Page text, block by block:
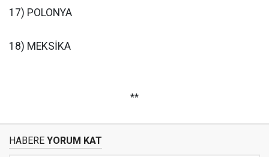
17) POLONYA
18) MEKSİKA
**
HABERE YORUM KAT